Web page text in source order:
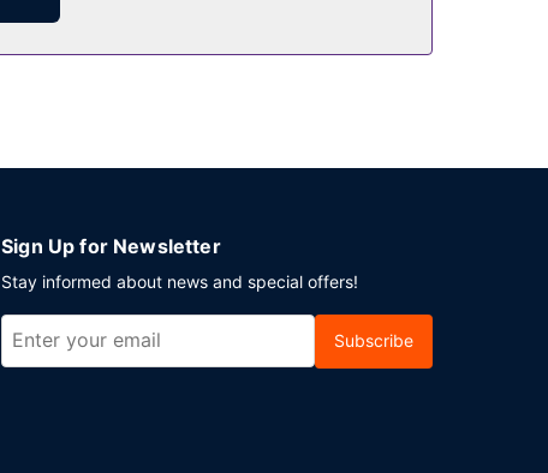
Sign Up for Newsletter
Stay informed about news and special offers!
Subscribe